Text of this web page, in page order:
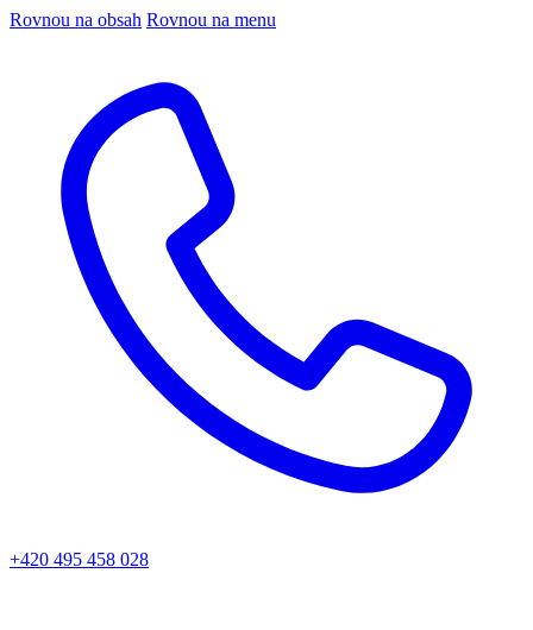
Rovnou na obsah Rovnou na menu
+420 495 458 028